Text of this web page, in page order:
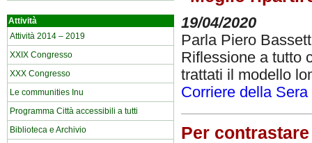
Attività
Attività 2014 – 2019
XXIX Congresso
XXX Congresso
Le communities Inu
Programma Città accessibili a tutti
Biblioteca e Archivio
19/04/2020
Parla Piero
Riflessione a tutto
trattati il modello
Corriere della Sera
Per